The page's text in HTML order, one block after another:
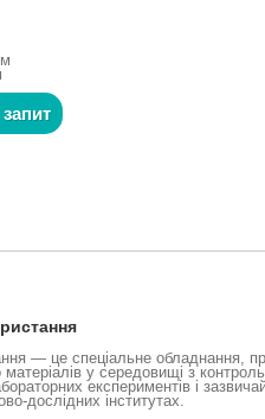
— це спеціальне обладнання,
матеріалів у середовищі з
експериментів і
дослідних інститутах.